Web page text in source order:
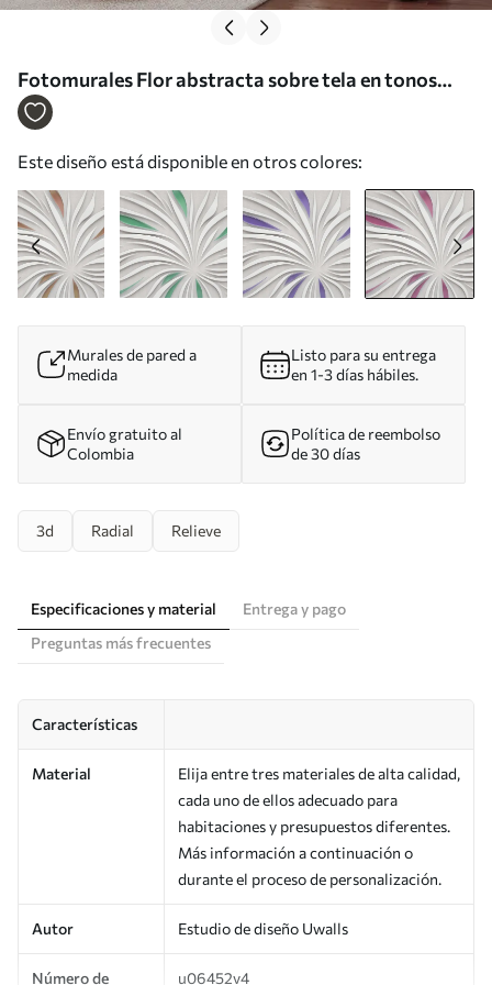
Fotomurales Flor abstracta sobre tela en tonos
rosas Nr. u06452v4
Este diseño está disponible en otros colores:
Murales de pared a
medida
Listo para su entrega
en 1-3 días hábiles.
Envío gratuito al
Colombia
Política de reembolso
de 30 días
3d Radial Relieve
Especificaciones y material
Entrega y pago
Preguntas más frecuentes
Características
Material
Elija entre tres materiales de alta calidad,
cada uno de ellos adecuado para
habitaciones y presupuestos diferentes.
Más información a continuación o
durante el proceso de personalización.
Autor Estudio de diseño Uwalls
Número de
u06452v4